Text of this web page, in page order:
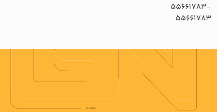
55661783-
55661783